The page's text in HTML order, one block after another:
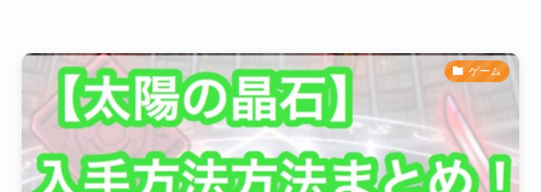
ゲーム